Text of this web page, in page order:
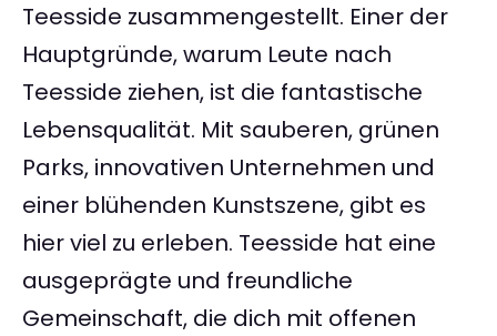
Teesside zusammengestellt. Einer der
Hauptgründe, warum Leute nach
Teesside ziehen, ist die fantastische
Lebensqualität. Mit sauberen, grünen
Parks, innovativen Unternehmen und
einer blühenden Kunstszene, gibt es
hier viel zu erleben. Teesside hat eine
ausgeprägte und freundliche
Gemeinschaft, die dich mit offenen